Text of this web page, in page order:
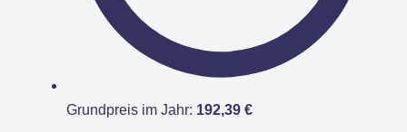
Grundpreis im Jahr: 192,39 €